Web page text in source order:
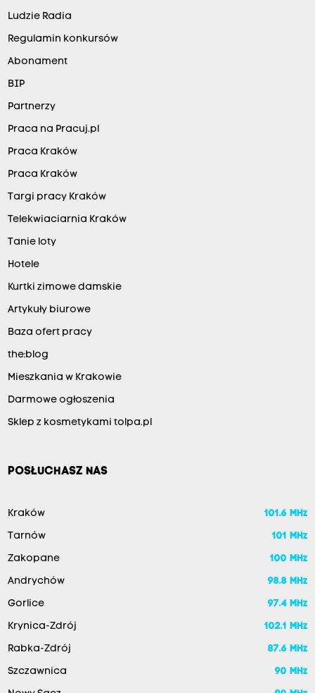
Ludzie Radia
Regulamin konkursów
Abonament
BIP
Partnerzy
Praca na Pracuj.pl
Praca Kraków
Praca Kraków
Targi pracy Kraków
Telekwiaciarnia Kraków
Tanie loty
Hotele
Kurtki zimowe damskie
Artykuły biurowe
Baza ofert pracy
the:blog
Mieszkania w Krakowie
Darmowe ogłoszenia
Sklep z kosmetykami tolpa.pl
POSŁUCHASZ NAS
Kraków 101.6 MHz
Tarnów 101 MHz
Zakopane 100 MHz
Andrychów 98.8 MHz
Gorlice 97.4 MHz
Krynica-Zdrój 102.1 MHz
Rabka-Zdrój 87.6 MHz
Szczawnica 90 MHz